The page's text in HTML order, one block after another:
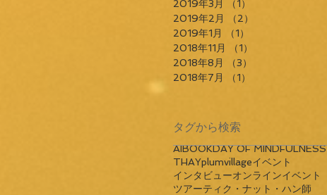
2019年3月
（1）
2019年2月
（2）
2019年1月
（1）
2018年11月
（1）
2018年8月
（3）
2018年7月
（1）
タグから検索
AIBOOKDAY OF MINDFULNESS
THAYplumvillageイベント
インタビューオンラインイベント
ツアーティク・ナット・ハン師